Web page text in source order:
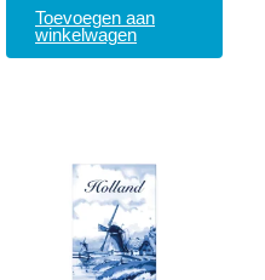
Toevoegen aan
winkelwagen